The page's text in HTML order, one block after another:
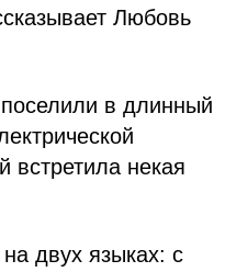
Любовь
в длинный
встретила некая
двух языках: с